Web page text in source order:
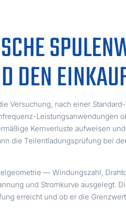
DEN
Versuchung, nach einer
Leistungsanwendungen
Kernverluste aufweisen
die Teilentladungsprüfung bei
— Windungszahl,
und Stromkurve ausgelegt.
erreicht und ob er die